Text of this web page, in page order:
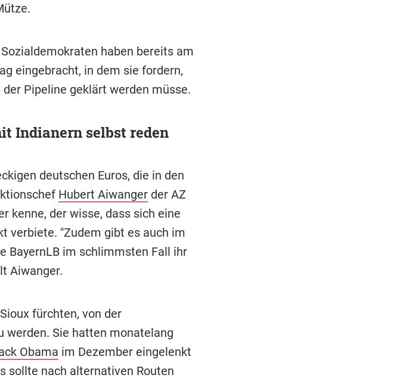
haben bereits am
eingebracht, in dem sie fordern,
Pipeline geklärt werden müsse.
Indianern selbst reden
deutschen Euros, die in den
Hubert Aiwangerder AZ
kenne, der wisse, dass sich eine
verbiete. "Zudem gibt es auch im
BayernLB im schlimmsten Fall ihr
Aiwanger.
fürchten, von der
werden. Sie hatten monatelang
Obama im Dezember eingelenkt
sollte nach alternativen Routen